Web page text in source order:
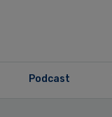
Podcast